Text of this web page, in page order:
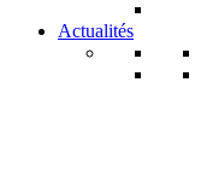
Actualités